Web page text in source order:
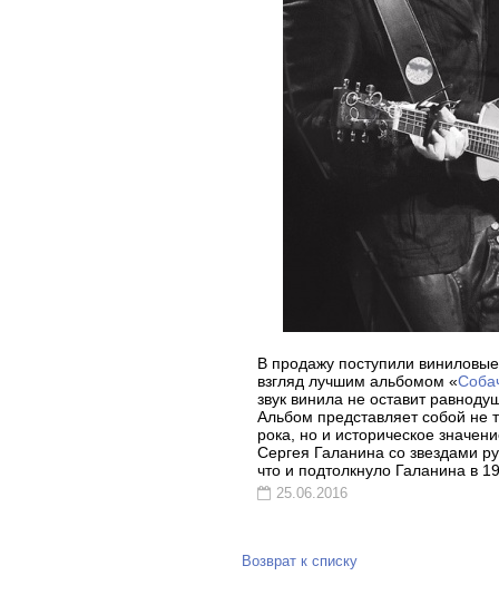
В продажу поступили
взгляд лучшим альбомом «
звук винила не оставит
Альбом представляет собой не
рока, но и историческое
Сергея Галанина со звездами
что и подтолкнуло Галанина в
25.06.2016
Возврат к списку